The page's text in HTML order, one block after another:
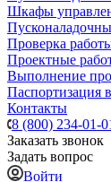
Шкафы
Проверка
Проектные
Выполнение
Паспортизация
Контакты
8 (800) 234-01-
Заказать звонок
Задать вопрос
Войти